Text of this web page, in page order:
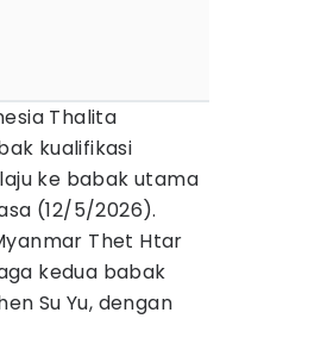
Thalita
kualifikasi
ke babak utama
(12/5/2026).
Thet Htar
kedua babak
Su Yu, dengan